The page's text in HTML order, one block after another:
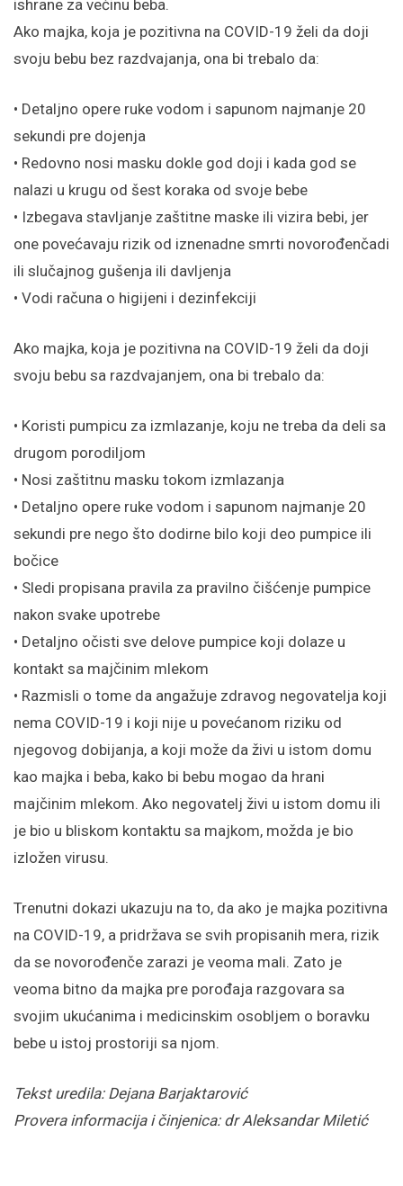
ishrane za većinu beba.
Ako majka, koja je pozitivna na COVID-19 želi da doji
svoju bebu bez razdvajanja, ona bi trebalo da:
• Detaljno opere ruke vodom i sapunom najmanje 20
sekundi pre dojenja
• Redovno nosi masku dokle god doji i kada god se
nalazi u krugu od šest koraka od svoje bebe
• Izbegava stavljanje zaštitne maske ili vizira bebi, jer
one povećavaju rizik od iznenadne smrti novorođenčadi
ili slučajnog gušenja ili davljenja
• Vodi računa o higijeni i dezinfekciji
Ako majka, koja je pozitivna na COVID-19 želi da doji
svoju bebu sa razdvajanjem, ona bi trebalo da:
• Koristi pumpicu za izmlazanje, koju ne treba da deli sa
drugom porodiljom
• Nosi zaštitnu masku tokom izmlazanja
• Detaljno opere ruke vodom i sapunom najmanje 20
sekundi pre nego što dodirne bilo koji deo pumpice ili
bočice
• Sledi propisana pravila za pravilno čišćenje pumpice
nakon svake upotrebe
• Detaljno očisti sve delove pumpice koji dolaze u
kontakt sa majčinim mlekom
• Razmisli o tome da angažuje zdravog negovatelja koji
nema COVID-19 i koji nije u povećanom riziku od
njegovog dobijanja, a koji može da živi u istom domu
kao majka i beba, kako bi bebu mogao da hrani
majčinim mlekom. Ako negovatelj živi u istom domu ili
je bio u bliskom kontaktu sa majkom, možda je bio
izložen virusu.
Trenutni dokazi ukazuju na to, da ako je majka pozitivna
na COVID-19, a pridržava se svih propisanih mera, rizik
da se novorođenče zarazi je veoma mali. Zato je
veoma bitno da majka pre porođaja razgovara sa
svojim ukućanima i medicinskim osobljem o boravku
bebe u istoj prostoriji sa njom.
Tekst uredila: Dejana Barjaktarović
Provera informacija i činjenica: dr Aleksandar Miletić